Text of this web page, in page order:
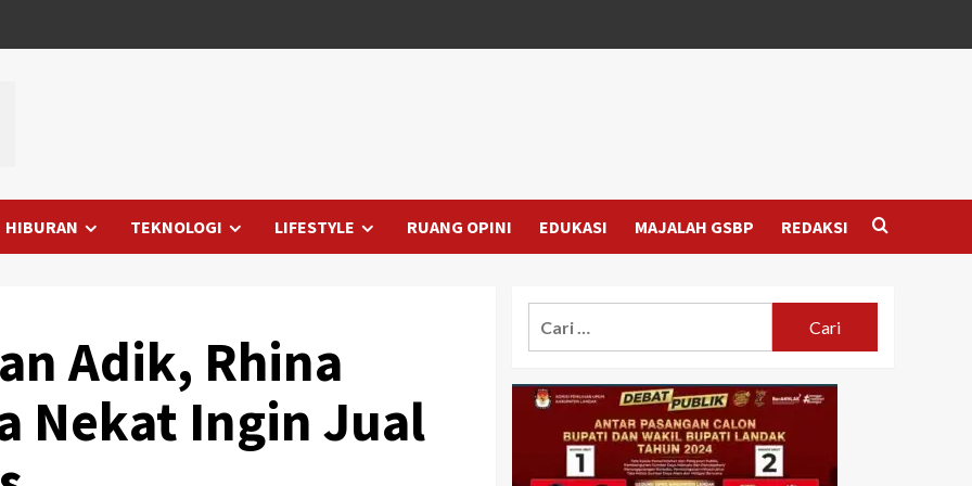
HIBURAN TEKNOLOGI LIFESTYLE RUANG OPINI EDUKASI MAJALAH GSBP REDAKSI
Adik, Rhina
Nekat Ingin Jual